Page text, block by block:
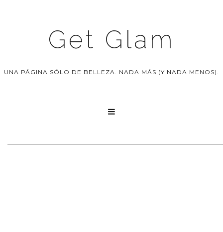
Get Glam
UNA PÁGINA SÓLO DE BELLEZA. NADA MÁS (Y NADA MENOS).
